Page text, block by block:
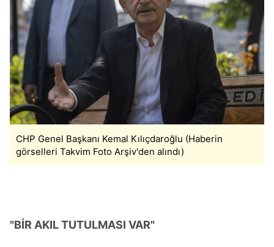
CHP Genel Başkanı Kemal Kılıçdaroğlu (Haberin
görselleri Takvim Foto Arşiv'den alındı)
"BİR AKIL TUTULMASI VAR"